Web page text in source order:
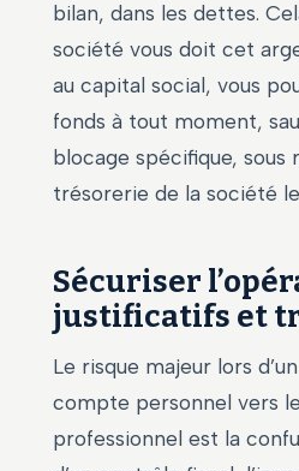
bilan, dans les dettes.
société vous doit cet
au capital social, vous
fonds à tout moment,
blocage spécifique, sous
trésorerie de la société
Sécuriser
justificatifs et
Le risque majeur lors
compte personnel vers
professionnel est la